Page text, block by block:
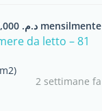
د.م. 8,000 mensilmente
da letto – 81
2 settimane fa